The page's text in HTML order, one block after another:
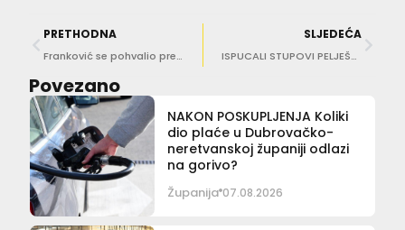
PRETHODNA
Franković se pohvalio presudom, oslobođen optužbi za klevetu
SLJEDEĆA
ISPUCALI STUPOVI PELJEŠKOG MOSTA Stručnjaci tvrde kako sigurnost prometa nije ugrožena
Povezano
NAKON POSKUPLJENJA Koliki
dio plaće u Dubrovačko-
neretvanskoj županiji odlazi
na gorivo?
Županija 07.08.2026